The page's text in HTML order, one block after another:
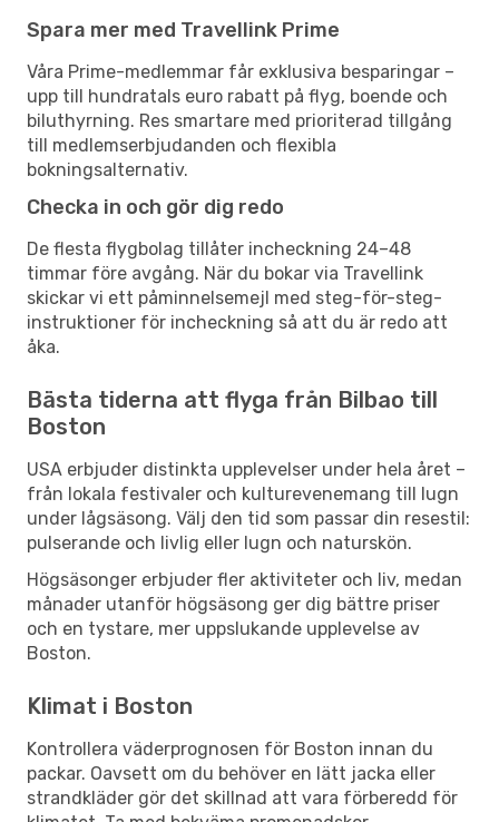
Spara mer med Travellink Prime
Våra Prime-medlemmar får exklusiva besparingar –
upp till hundratals euro rabatt på flyg, boende och
biluthyrning. Res smartare med prioriterad tillgång
till medlemserbjudanden och flexibla
bokningsalternativ.
Checka in och gör dig redo
De flesta flygbolag tillåter incheckning 24–48
timmar före avgång. När du bokar via Travellink
skickar vi ett påminnelsemejl med steg-för-steg-
instruktioner för incheckning så att du är redo att
åka.
Bästa tiderna att flyga från Bilbao till
Boston
USA erbjuder distinkta upplevelser under hela året –
från lokala festivaler och kulturevenemang till lugn
under lågsäsong. Välj den tid som passar din resestil:
pulserande och livlig eller lugn och naturskön.
Högsäsonger erbjuder fler aktiviteter och liv, medan
månader utanför högsäsong ger dig bättre priser
och en tystare, mer uppslukande upplevelse av
Boston.
Klimat i Boston
Kontrollera väderprognosen för Boston innan du
packar. Oavsett om du behöver en lätt jacka eller
strandkläder gör det skillnad att vara förberedd för